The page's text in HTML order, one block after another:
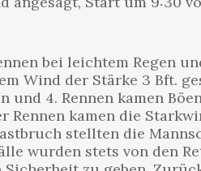
bei leichtem Regen
Wind der Stärke 3 Bft.
4. Rennen kamen
Rennen kamen die
stellten die
wurden stets von den